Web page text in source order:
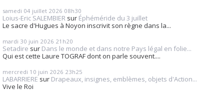
samedi 04 juillet 2026 08h30
Loius-Eric SALEMBIER sur Éphéméride du 3 juillet
Le sacre d'Hugues à Noyon inscrivit son règne dans la...
mardi 30 juin 2026 21h20
Setadire sur Dans le monde et dans notre Pays légal en folie...
Qui est cette Laure TOGRAF dont on parle souvent....
mercredi 10 juin 2026 23h25
LABARRIERE sur Drapeaux, insignes, emblèmes, objets d'Action...
Vive le Roi